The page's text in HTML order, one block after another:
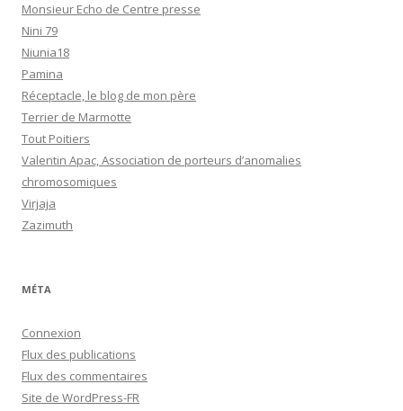
Monsieur Echo de Centre presse
Nini 79
Niunia18
Pamina
Réceptacle, le blog de mon père
Terrier de Marmotte
Tout Poitiers
Valentin Apac, Association de porteurs d’anomalies
chromosomiques
Virjaja
Zazimuth
MÉTA
Connexion
Flux des publications
Flux des commentaires
Site de WordPress-FR